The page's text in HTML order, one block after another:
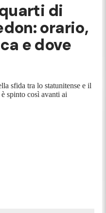
di
orario,
e dove
sfida tra lo statunitense e il
spinto così avanti ai